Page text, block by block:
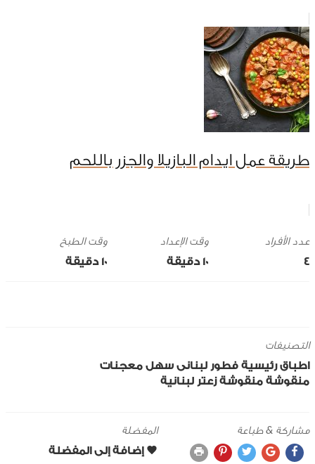
طريقة عمل ايدام البازيلا والجزر باللحم
4
وقت الإعداد
10 ‎دقيقة
وقت الطبخ
10 ‎دقيقة
التصنيفات
اطباق رئيسية فطور لبنانى سهل معجنات
منقوشة منقوشة زعتر لبنانية
مشاركة & طباعة المفضلة